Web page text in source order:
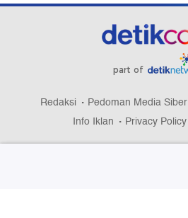
part of
Redaksi Pedoman Media Siber
Info Iklan
Privacy Policy